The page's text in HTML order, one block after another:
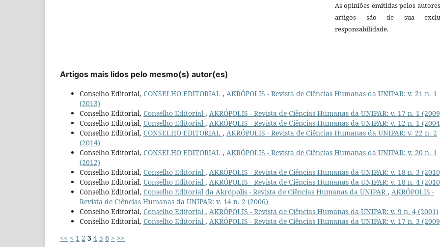
As opiniões emitidas pelos
artigos são de sua
responsabilidade.
Artigos mais lidos pelo mesmo(s) autor(es)
Conselho Editorial, CONSELHO EDITORIAL , AKRÓPOLIS - Revista de Ciências Humanas da UNIPAR: v. 21 n. 1
(2013)
Conselho Editorial, Conselho Editorial , AKRÓPOLIS - Revista de Ciências Humanas da UNIPAR: v. 17 n. 1
Conselho Editorial, Conselho Editorial , AKRÓPOLIS - Revista de Ciências Humanas da UNIPAR: v. 12 n. 1
Conselho Editorial, CONSELHO EDITORIAL , AKRÓPOLIS - Revista de Ciências Humanas da UNIPAR: v. 22 n. 2
(2014)
Conselho Editorial, CONSELHO EDITORIAL , AKRÓPOLIS - Revista de Ciências Humanas da UNIPAR: v. 20 n. 1
(2012)
Conselho Editorial, Conselho Editorial , AKRÓPOLIS - Revista de Ciências Humanas da UNIPAR: v. 18 n. 3
Conselho Editorial, Conselho Editorial , AKRÓPOLIS - Revista de Ciências Humanas da UNIPAR: v. 18 n. 4
Conselho Editorial, Conselho Editorial da Akrópolis - Revista de Ciências Humanas da UNIPAR , AKRÓPOLIS -
Revista de Ciências Humanas da UNIPAR: v. 14 n. 2 (2006)
Conselho Editorial, Conselho Editorial , AKRÓPOLIS - Revista de Ciências Humanas da UNIPAR: v. 9 n. 4 (2001)
Conselho Editorial, Conselho Editorial , AKRÓPOLIS - Revista de Ciências Humanas da UNIPAR: v. 17 n. 3
<< < 1 2 3 4 5 6 > >>